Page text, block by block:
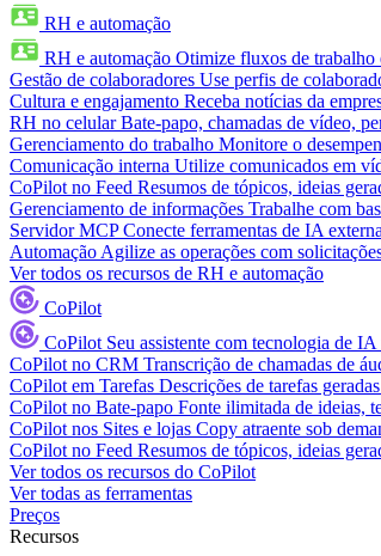
RH e automação
RH e automação Otimize fluxos de trabalho
Gestão de colaboradores Use perfis de
Cultura e engajamento Receba notícias da
RH no celular Bate-papo, chamadas de vídeo,
Gerenciamento do trabalho Monitore o
Comunicação interna Utilize comunicados em
CoPilot no Feed Resumos de tópicos, ideias
Gerenciamento de informações Trabalhe com
Servidor MCP Conecte ferramentas de IA
Automação Agilize as operações com
Ver todos os recursos de RH e automação
CoPilot
CoPilot Seu assistente com tecnologia de
CoPilot no CRM Transcrição de chamadas de
CoPilot em Tarefas Descrições de tarefas
CoPilot no Bate-papo Fonte ilimitada de ideias,
CoPilot nos Sites e lojas Copy atraente sob
CoPilot no Feed Resumos de tópicos, ideias
Ver todos os recursos do CoPilot
Ver todas as ferramentas
Preços
Recursos